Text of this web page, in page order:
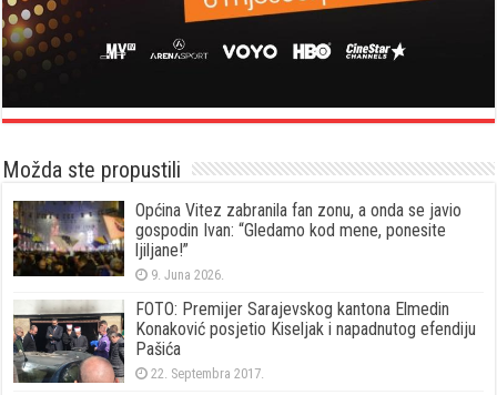
Možda ste propustili
Općina Vitez zabranila fan zonu, a onda se javio
gospodin Ivan: “Gledamo kod mene, ponesite
ljiljane!”
9. Juna 2026.
FOTO: Premijer Sarajevskog kantona Elmedin
Konaković posjetio Kiseljak i napadnutog efendiju
Pašića
22. Septembra 2017.